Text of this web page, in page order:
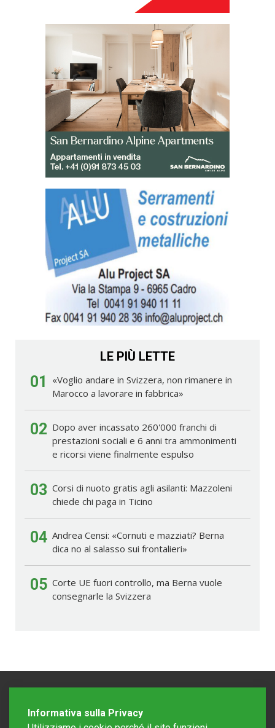
LE PIÙ LETTE
01
«Voglio andare in Svizzera, non rimanere in
Marocco a lavorare in fabbrica»
02 Dopo aver incassato 260'000 franchi di
prestazioni sociali e 6 anni tra ammonimenti
e ricorsi viene finalmente espulso
03 Corsi di nuoto gratis agli asilanti: Mazzoleni
chiede chi paga in Ticino
04 Andrea Censi: «Cornuti e mazziati? Berna
dica no al salasso sui frontalieri»
05 Corte UE fuori controllo, ma Berna vuole
consegnarle la Svizzera
Informativa sulla Privacy